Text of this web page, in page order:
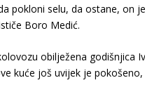
pokloni selu, da ostane, on
Boro Medić.
obilježena godišnjica
kuće još uvijek je pokošeno,